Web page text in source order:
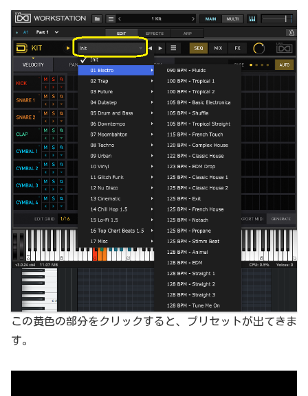
この黄色の部分をクリックすると、プリセットが出てきま
す。